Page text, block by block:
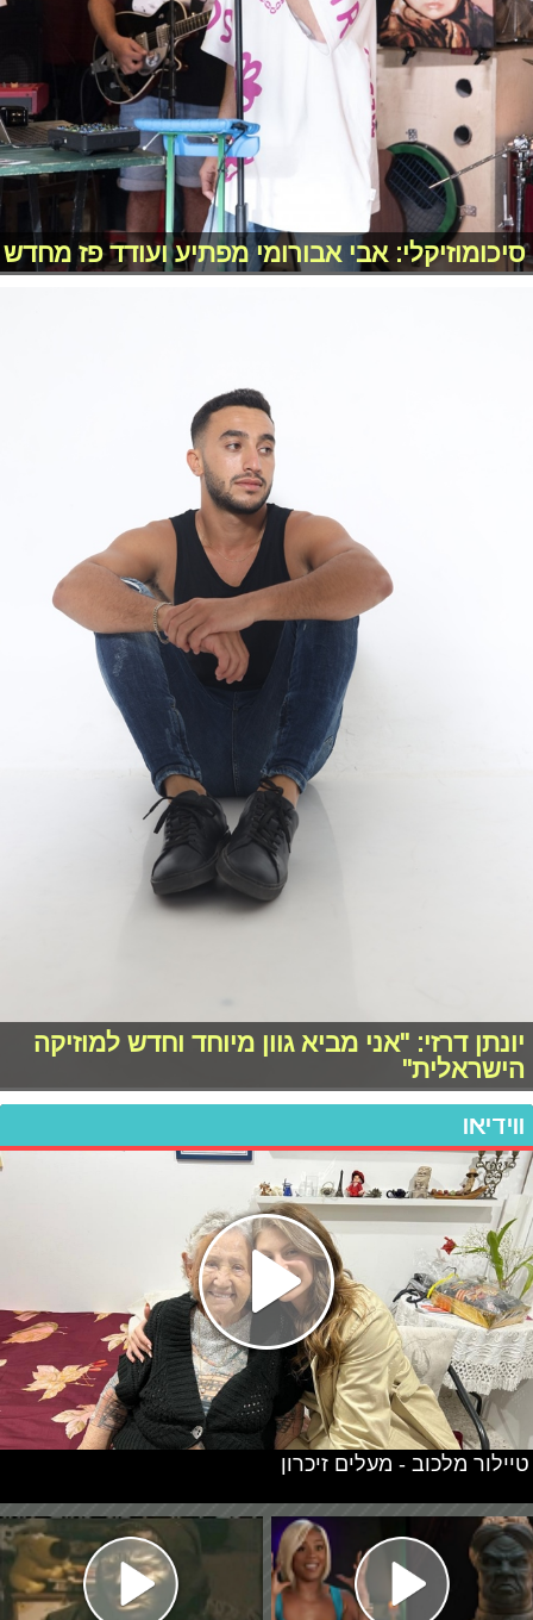
סיכומוזיקלי: אבי אבורומי מפתיע ועודד פז מחדש
יונתן דרזי: "אני מביא גוון מיוחד וחדש למוזיקה
הישראלית"
ווידיאו
טיילור מלכוב - מעלים זיכרון